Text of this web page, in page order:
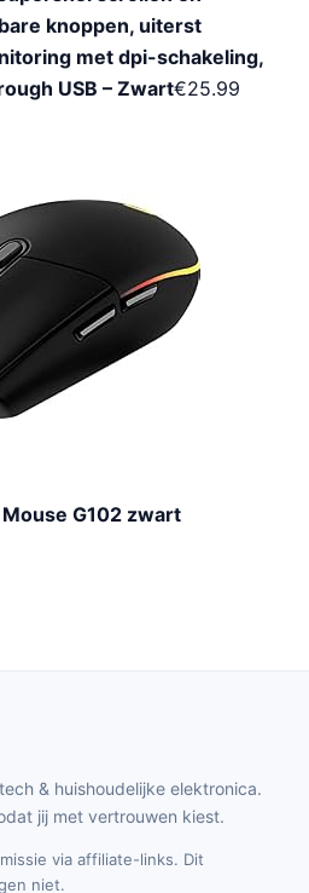
knoppen, uiterst
met dpi-schakeling,
USB – Zwart€25.99
G102 zwart
& huishoudelijke elektronica.
jij met vertrouwen kiest.
via affiliate-links. Dit
niet.